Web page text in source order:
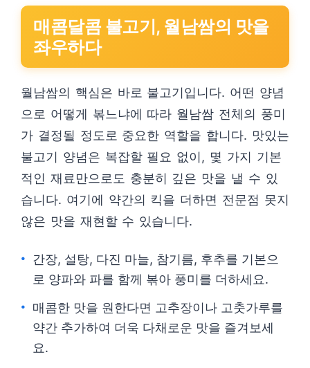
매콤달콤 불고기, 월남쌈의 맛을
좌우하다
월남쌈의 핵심은 바로 불고기입니다. 어떤 양념
으로 어떻게 볶느냐에 따라 월남쌈 전체의 풍미
가 결정될 정도로 중요한 역할을 합니다. 맛있는
불고기 양념은 복잡할 필요 없이, 몇 가지 기본
적인 재료만으로도 충분히 깊은 맛을 낼 수 있
습니다. 여기에 약간의 킥을 더하면 전문점 못지
않은 맛을 재현할 수 있습니다.
간장, 설탕, 다진 마늘, 참기름, 후추를 기본으
로 양파와 파를 함께 볶아 풍미를 더하세요.
매콤한 맛을 원한다면 고추장이나 고춧가루를
약간 추가하여 더욱 다채로운 맛을 즐겨보세
요.